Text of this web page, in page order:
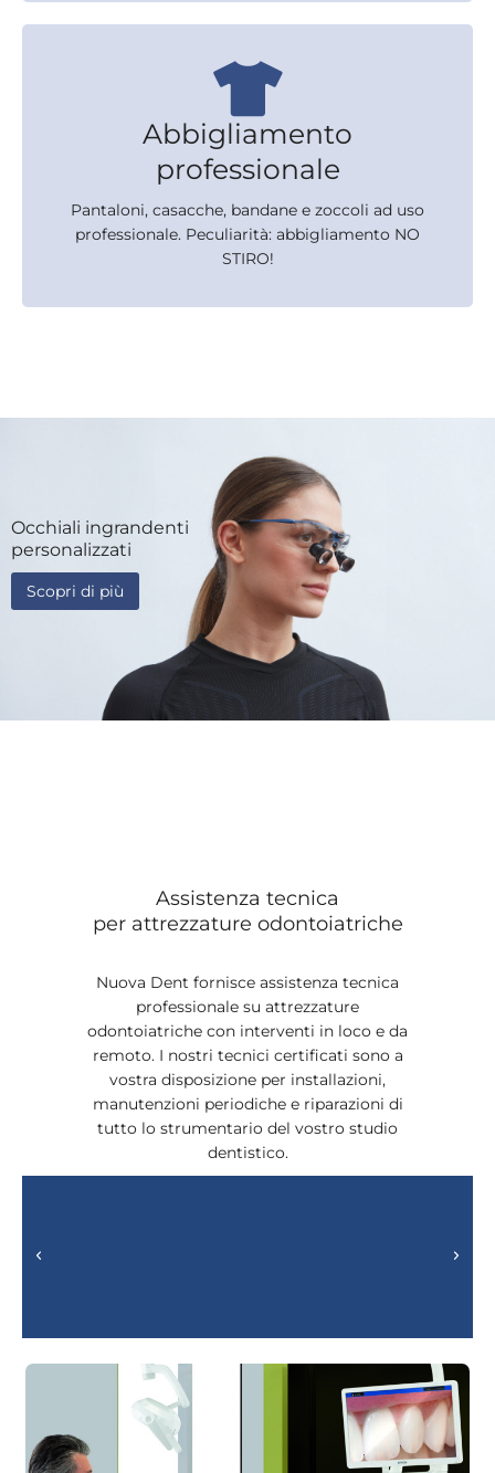
Abbigliamento
professionale
Pantaloni, casacche, bandane e zoccoli ad uso
professionale. Peculiarità: abbigliamento NO
STIRO!
Occhiali ingrandenti
personalizzati
Scopri di più
Assistenza tecnica
per attrezzature odontoiatriche
Nuova Dent fornisce assistenza tecnica
professionale su attrezzature
odontoiatriche con interventi in loco e da
remoto. I nostri tecnici certificati sono a
vostra disposizione per installazioni,
manutenzioni periodiche e riparazioni di
tutto lo strumentario del vostro studio
dentistico.
e riparazione panoramici​